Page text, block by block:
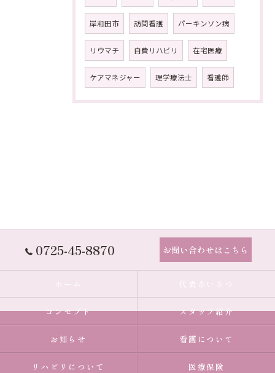
岸和田市 訪問看護 パーキンソン病
リウマチ 自費リハビリ 在宅医療
ケアマネジャー 理学療法士 看護師
0725-45-8870 お問い合わせはこちら
ホーム 代表あいさつ
コンセプト スタッフ紹介
お知らせ 看護について
リハビリについて 医療保険